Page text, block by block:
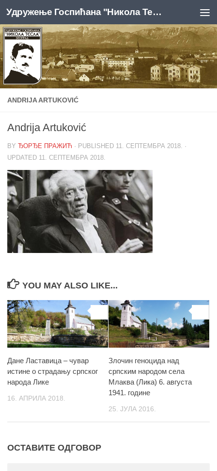
Skip to content Удружење Госпићана "Никола Тесла", Београд
ANDRIJA ARTUKOVIĆ
Andrija Artuković
BY ЂОРЂЕ ПРАЖИЋ · PUBLISHED 11. СЕПТЕМБРА 2018. ·
UPDATED 11. СЕПТЕМБРА 2018.
YOU MAY ALSO LIKE...
Дане Ластавица – чувар
истине о страдању српског
народа Лике
16. АПРИЛА 2018.
Злочин геноцида над
српским народом села
Млаква (Лика) 6. августа
1941. године
25. ЈУЛА 2016.
ОСТАВИТЕ ОДГОВОР